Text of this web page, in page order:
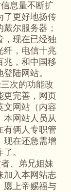
息量不断扩
了更好地扬传
尔服务器；
，现在已经独
纤，电信十兆
兆，和中国移
陆网站。
次的功能改
更完善，网页
文网站（内容
本网站人员从
有俩人专职管
现在还急需增
。
、弟兄姐妹
加入本网站志
愿上帝赐福与